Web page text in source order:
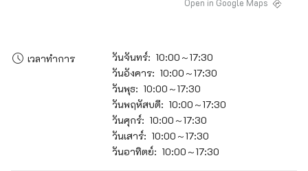
Open in Google Maps
เวลาทำการ
วันจันทร์: 10:00～17:30
วันอังคาร: 10:00～17:30
วันพุธ: 10:00～17:30
วันพฤหัสบดี: 10:00～17:30
วันศุกร์: 10:00～17:30
วันเสาร์: 10:00～17:30
วันอาทิตย์: 10:00～17:30